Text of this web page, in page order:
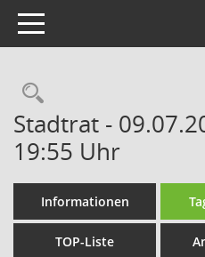
Toggle navigation
Stadtrat -
19:55 Uhr
Informationen
TOP-Liste